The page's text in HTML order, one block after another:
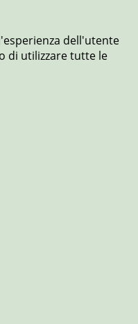
dell'utente
di utilizzare tutte le